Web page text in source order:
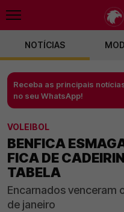
NOTÍCIAS
Receba as principais
no seu WhatsApp!
VOLEIBOL
BENFICA
FICA DE
TABELA
Encarnados venceram
de janeiro